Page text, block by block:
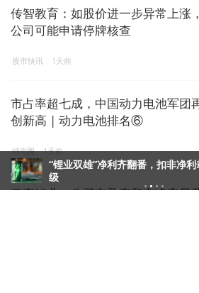
传智教育：如股价进一步异常上涨，
公司可能申请停牌核查
股市快讯 1天前
市占率超七成，中国动力电池军团
创新高 | 动力电池排名⑥
锂电圈 1天前
云南锗业：公司市盈率和市净率显
“锂业双雄”净利齐翻番，扣非净利
级